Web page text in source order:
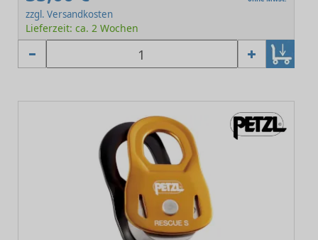
zzgl. Versandkosten
Lieferzeit: ca. 2 Wochen